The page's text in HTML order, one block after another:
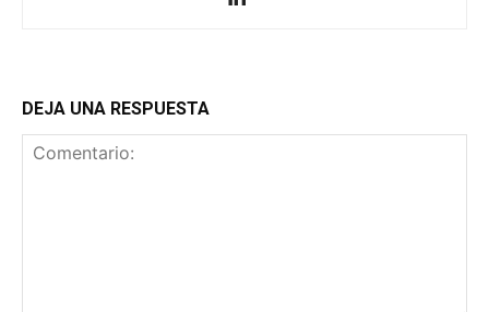
DEJA UNA RESPUESTA